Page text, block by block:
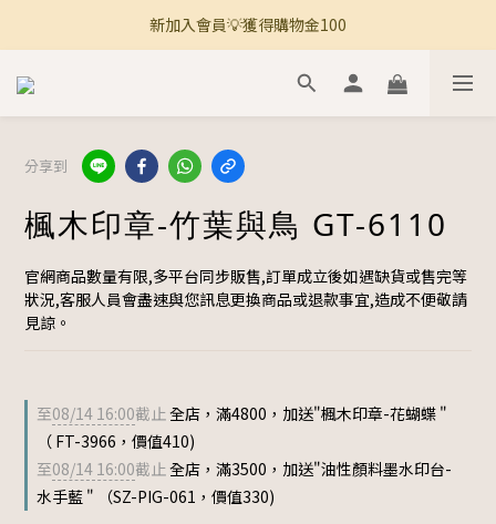
🚚 全館滿800免運 🚚
新加入會員💡獲得購物金100
🚚 全館滿800免運 🚚
分享到
楓木印章-竹葉與鳥 GT-6110
官網商品數量有限,多平台同步販售,訂單成立後如遇缺貨或售完等
狀況,客服人員會盡速與您訊息更換商品或退款事宜,造成不便敬請
見諒。
至08/14 16:00截止全店，滿4800，加送"楓木印章-花蝴蝶 "
（ FT-3966，價值410)
至08/14 16:00截止全店，滿3500，加送"油性顏料墨水印台-
水手藍 " （SZ-PIG-061，價值330)